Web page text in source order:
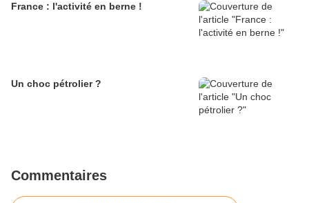
France : l'activité en berne !
Un choc pétrolier ?
Commentaires